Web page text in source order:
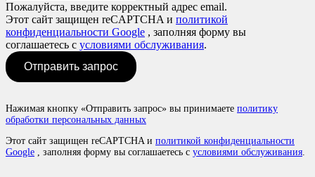
Пожалуйста, введите корректный адрес email.
Этот сайт защищен reCAPTCHA и политикой
конфиденциальности Google , заполняя форму вы
соглашаетесь с условиями обслуживания.
Отправить запрос
Нажимая кнопку «Отправить запрос» вы принимаете политику
обработки персональных данных
Этот сайт защищен reCAPTCHA и политикой конфиденциальности
Google , заполняя форму вы соглашаетесь с условиями обслуживания.